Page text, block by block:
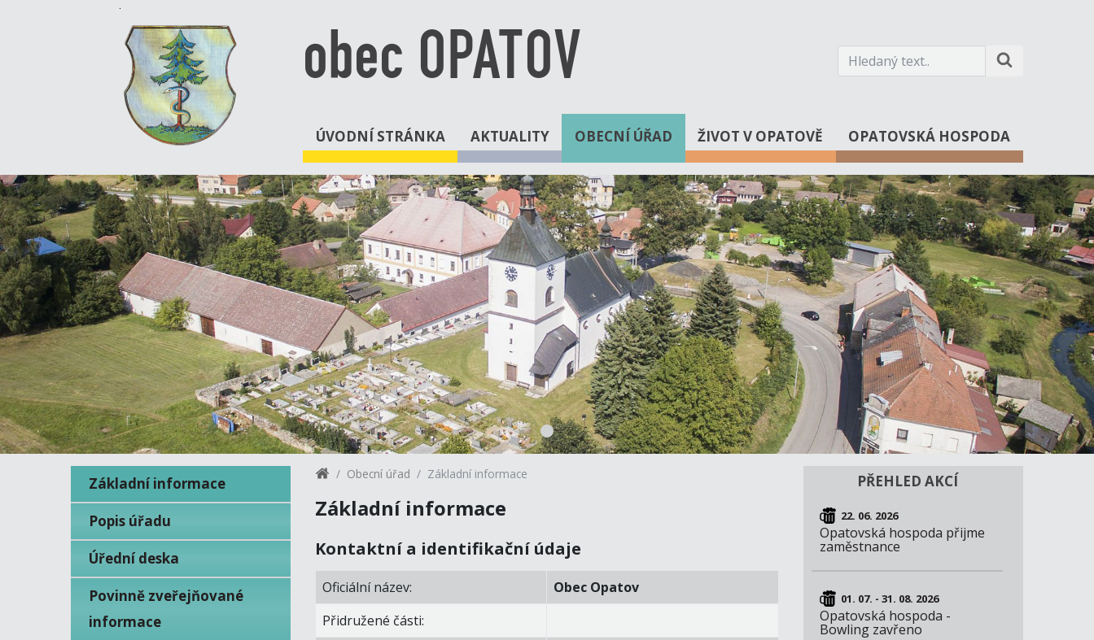
obec OPATOV
ÚVODNÍ STRÁNKA AKTUALITY OBECNÍ ÚŘAD ŽIVOT V OPATOVĚ OPATOVSKÁ HOSPODA
Základní informace
Popis úřadu
Úřední deska
Povinně zveřejňované
informace
Obecní úřad Základní informace
Základní informace
Kontaktní a identifikační údaje
Oficiální název:
Obec Opatov
Přidružené části:
PŘEHLED AKCÍ
22. 06. 2026
Opatovská hospoda přijme
zaměstnance
01. 07. - 31. 08. 2026
Opatovská hospoda -
Bowling zavřeno